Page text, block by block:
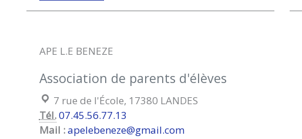
APE L.E BENEZE
Association de parents d'élèves
Localisation :
7 rue de l'École, 17380 LANDES
Tél.07.45.56.77.13
Mail :apelebeneze@gmail.com